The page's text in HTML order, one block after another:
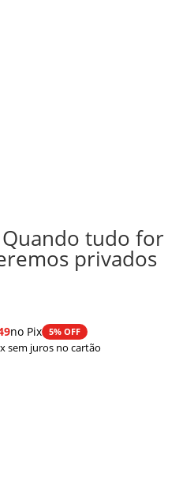
tudo for
privados
no Pix 5% OFF
sem juros no cartão